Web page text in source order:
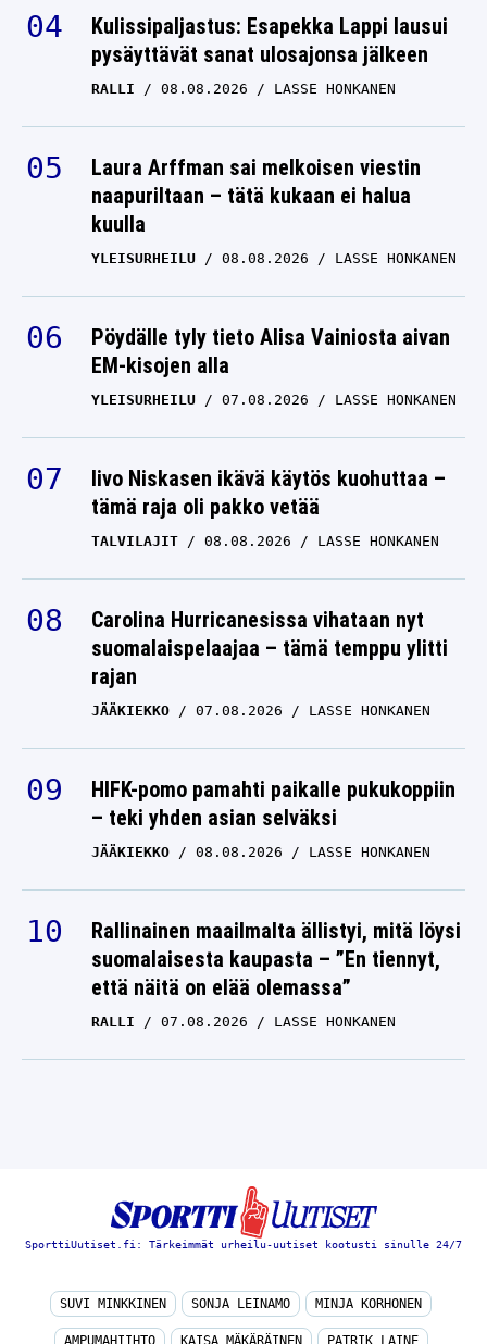
Kulissipaljastus: Esapekka Lappi lausui
pysäyttävät sanat ulosajonsa jälkeen
RALLI 08.08.2026 LASSE HONKANEN
Laura Arffman sai melkoisen viestin
naapuriltaan – tätä kukaan ei halua
kuulla
YLEISURHEILU 08.08.2026 LASSE HONKANEN
Pöydälle tyly tieto Alisa Vainiosta aivan
EM-kisojen alla
YLEISURHEILU 07.08.2026 LASSE HONKANEN
Iivo Niskasen ikävä käytös kuohuttaa –
tämä raja oli pakko vetää
TALVILAJIT 08.08.2026 LASSE HONKANEN
Carolina Hurricanesissa vihataan nyt
suomalaispelaajaa – tämä temppu ylitti
rajan
JÄÄKIEKKO 07.08.2026 LASSE HONKANEN
HIFK-pomo pamahti paikalle pukukoppiin
– teki yhden asian selväksi
JÄÄKIEKKO 08.08.2026 LASSE HONKANEN
Rallinainen maailmalta ällistyi, mitä löysi
suomalaisesta kaupasta – ”En tiennyt,
että näitä on elää olemassa”
RALLI 07.08.2026 LASSE HONKANEN
SporttiUutiset.fi: Tärkeimmät urheilu-uutiset kootusti sinulle 24/7
SUVI MINKKINEN SONJA LEINAMO MINJA KORHONEN